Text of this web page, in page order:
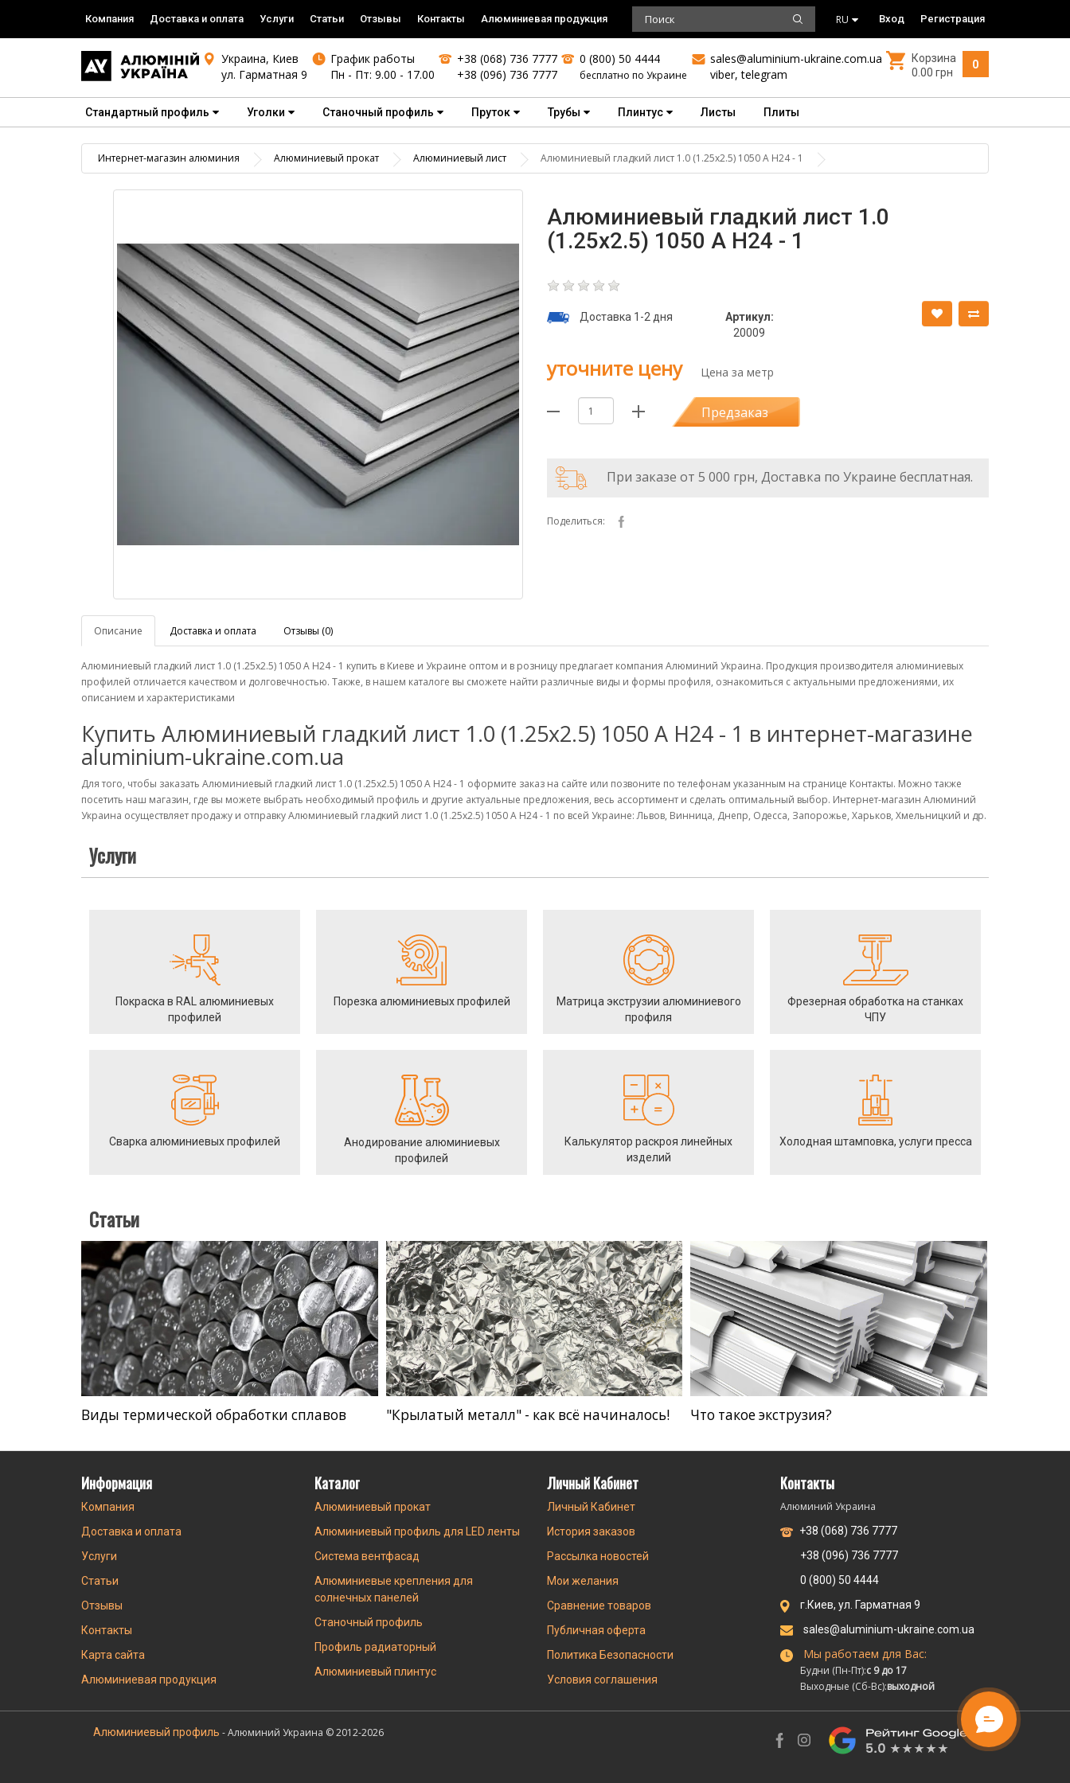
Компания Доставка и оплата Услуги Статьи Отзывы Контакты Алюминиевая продукция RU Вход Регистрация
Украина, Киев
ул. Гарматная 9
График работы
Пн - Пт: 9.00 - 17.00
+38 (068) 736 7777
+38 (096) 736 7777
0 (800) 50 4444
бесплатно по Украине
sales@aluminium-ukraine.com.ua
viber,telegram
0
Корзина
0.00 грн
Стандартный профиль Уголки Станочный профиль Пруток Трубы Плинтус Листы Плиты
Интернет-магазин алюминия Алюминиевый прокат Алюминиевый лист Алюминиевый гладкий лист 1.0 (1.25х2.5) 1050 А Н24 - 1
Алюминиевый гладкий лист 1.0
(1.25х2.5) 1050 А Н24 - 1
Доставка 1-2 дня
Артикул:
20009
уточните цену Цена за метр
Предзаказ
При заказе от 5 000 грн, Доставка по Украине бесплатная.
Поделиться:
Описание Доставка и оплата Отзывы (0)
Алюминиевый гладкий лист 1.0 (1.25х2.5) 1050 А Н24 - 1 купить в Киеве и Украине оптом и в розницу предлагает компания Алюминий Украина. Продукция производителя алюминиевых
профилей отличается качеством и долговечностью. Также, в нашем каталоге вы сможете найти различные виды и формы профиля, ознакомиться с актуальными предложениями, их
описанием и характеристиками
Купить Алюминиевый гладкий лист 1.0 (1.25х2.5) 1050 А Н24 - 1 в интернет-магазине
aluminium-ukraine.com.ua
Для того, чтобы заказать Алюминиевый гладкий лист 1.0 (1.25х2.5) 1050 А Н24 - 1 оформите заказ на сайте или позвоните по телефонам указанным на странице Контакты. Можно также
посетить наш магазин, где вы можете выбрать необходимый профиль и другие актуальные предложения, весь ассортимент и сделать оптимальный выбор. Интернет-магазин Алюминий
Украина осуществляет продажу и отправку Алюминиевый гладкий лист 1.0 (1.25х2.5) 1050 А Н24 - 1 по всей Украине: Львов, Винница, Днепр, Одесса, Запорожье, Харьков, Хмельницкий и др.
Услуги
Покраска в RAL алюминиевых
профилей
Порезка алюминиевых профилей
Матрица экструзии алюминиевого
профиля
Фрезерная обработка на станках
ЧПУ
Сварка алюминиевых профилей
Анодирование алюминиевых
профилей
Калькулятор раскроя линейных
изделий
Холодная штамповка, услуги пресса
Статьи
Виды термической обработки сплавов "Крылатый металл" - как всё начиналось! Что такое экструзия?
Информация
Компания
Доставка и оплата
Услуги
Статьи
Отзывы
Контакты
Карта сайта
Алюминиевая продукция
Каталог
Алюминиевый прокат
Алюминиевый профиль для LED ленты
Система вентфасад
Алюминиевые крепления для
солнечных панелей
Станочный профиль
Профиль радиаторный
Алюминиевый плинтус
Личный Кабинет
Личный Кабинет
История заказов
Рассылка новостей
Мои желания
Сравнение товаров
Публичная оферта
Политика Безопасности
Условия соглашения
Контакты
Алюминий Украина
+38 (068) 736 7777
+38 (096) 736 7777
0 (800) 50 4444
г.Киев, ул. Гарматная 9
sales@aluminium-ukraine.com.ua
Мы работаем для Вас:
Будни (Пн-Пт):с 9 до 17
Выходные (Сб-Вс):выходной
Алюминиевый профиль - Алюминий Украина © 2012-2026